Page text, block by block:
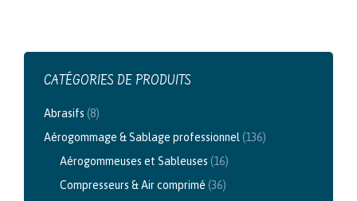
CATÉGORIES DE PRODUITS
Abrasifs (8)
Aérogommage & Sablage professionnel (136)
Aérogommeuses et Sableuses (16)
Compresseurs & Air comprimé (36)